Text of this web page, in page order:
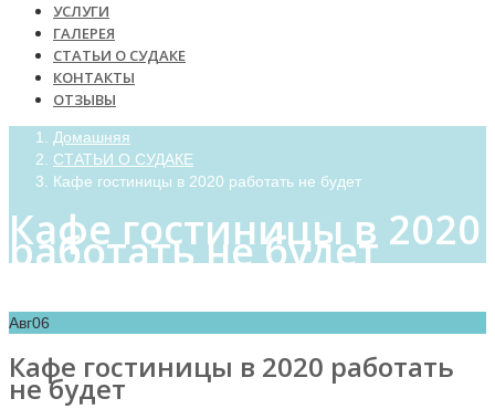
УСЛУГИ
ГАЛЕРЕЯ
СТАТЬИ О СУДАКЕ
КОНТАКТЫ
ОТЗЫВЫ
Домашняя
СТАТЬИ О СУДАКЕ
Кафе гостиницы в 2020 работать не будет
Кафе гостиницы в 2020
работать не будет
Авг06
Кафе гостиницы в 2020 работать
не будет